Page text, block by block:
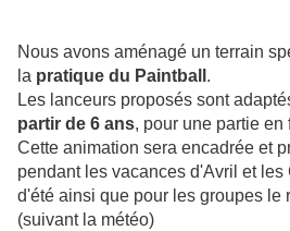
Nous avons aménagé un terrain
la pratique du Paintball .
Les lanceurs proposés sont
partir de 6 ans, pour une partie en
Cette animation sera encadrée et
pendant les vacances d'Avril et les
d'été ainsi que pour les groupes le
(suivant la météo)